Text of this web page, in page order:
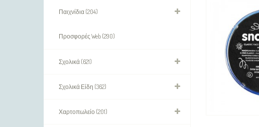
Παιχνίδια (204)
Προσφορές Web (290)
Σχολικά (621)
Σχολικά Είδη (362)
Χαρτοπωλείο (201)